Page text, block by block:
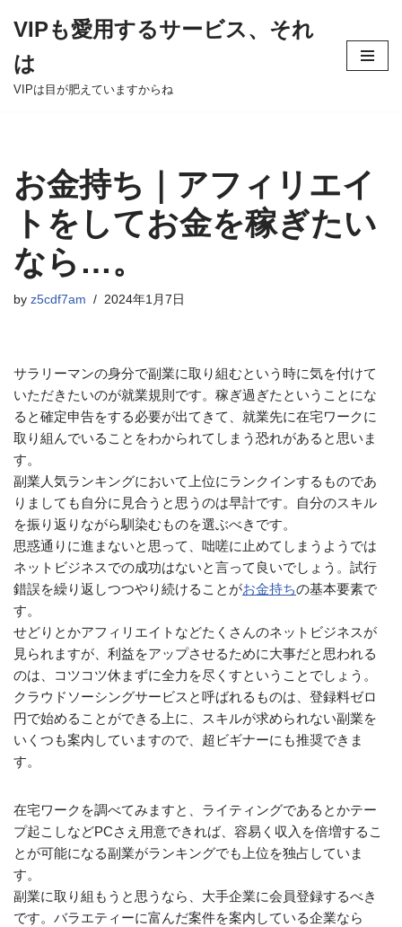
to
content
VIPも愛用するサービス、それ
は
VIPは目が肥えていますからね
お金持ち｜アフィリエイ
トをしてお金を稼ぎたい
なら…。
by z5cdf7am 2024年1月7日
サラリーマンの身分で副業に取り組むという時に気を付けて
いただきたいのが就業規則です。稼ぎ過ぎたということにな
ると確定申告をする必要が出てきて、就業先に在宅ワークに
取り組んでいることをわかられてしまう恐れがあると思いま
す。
副業人気ランキングにおいて上位にランクインするものであ
りましても自分に見合うと思うのは早計です。自分のスキル
を振り返りながら馴染むものを選ぶべきです。
思惑通りに進まないと思って、咄嗟に止めてしまうようでは
ネットビジネスでの成功はないと言って良いでしょう。試行
錯誤を繰り返しつつやり続けることがお金持ちの基本要素で
す。
せどりとかアフィリエイトなどたくさんのネットビジネスが
見られますが、利益をアップさせるために大事だと思われる
のは、コツコツ休まずに全力を尽くすということでしょう。
クラウドソーシングサービスと呼ばれるものは、登録料ゼロ
円で始めることができる上に、スキルが求められない副業を
いくつも案内していますので、超ビギナーにも推奨できま
す。
在宅ワークを調べてみますと、ライティングであるとかテー
プ起こしなどPCさえ用意できれば、容易く収入を倍増するこ
とが可能になる副業がランキングでも上位を独占していま
す。
副業に取り組もうと思うなら、大手企業に会員登録するべき
です。バラエティーに富んだ案件を案内している企業なら